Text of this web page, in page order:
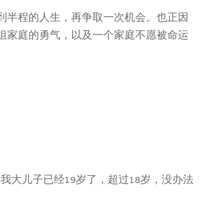
程的人生，再争取一次机会。也正因
庭的勇气，以及一个家庭不愿被命运
大儿子已经19岁了，超过18岁，没办法